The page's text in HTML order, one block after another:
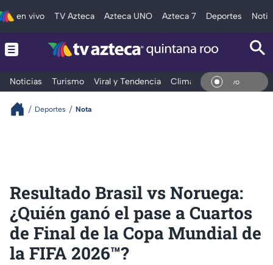
en vivo TV Azteca Azteca UNO Azteca 7 Deportes
Noticias Turismo Viral y Tendencia Clima Tráfico En
Deportes Nota
Resultado Brasil vs Noruega:
¿Quién ganó el pase a Cuartos
de Final de la Copa Mundial de
la FIFA 2026™️?